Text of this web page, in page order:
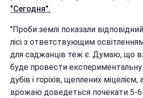
"Сегодня".
"Проби землі показали
лісі з ответствующим
для саджанців теж є. Думаю, що
буде провести
дубів і горіхів, щеплених
врожаю доведеться почекати 5-6